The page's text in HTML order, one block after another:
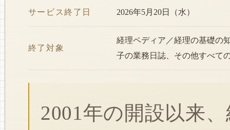
サービス終了日 2026年5月20日（水）
終了対象
経理ペディア／経理の基礎の
子の業務日誌、その他すべて
2001年の開設以来